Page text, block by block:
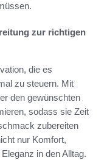
zur richtigen
die es
zu steuern. Mit
den gewünschten
sodass sie Zeit
zubereiten
nur Komfort,
in den Alltag.